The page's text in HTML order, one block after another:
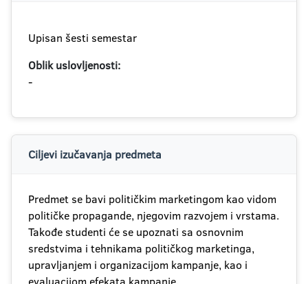
Upisan šesti semestar
Oblik uslovljenosti:
-
Ciljevi izučavanja predmeta
Predmet se bavi političkim marketingom kao vidom
političke propagande, njegovim razvojem i vrstama.
Takođe studenti će se upoznati sa osnovnim
sredstvima i tehnikama političkog marketinga,
upravljanjem i organizacijom kampanje, kao i